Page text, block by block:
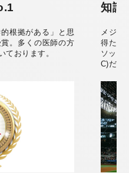
知識
根拠がある」と思
。多くの医師の方
ております。
メジャ
得た知
ソッド
C)だか